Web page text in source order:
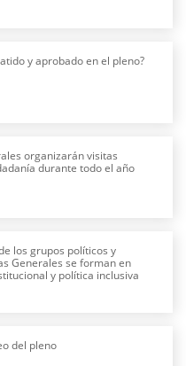
y aprobado en el pleno?
organizarán visitas
durante todo el año
los grupos políticos y
Generales se forman en
y política inclusiva
del pleno